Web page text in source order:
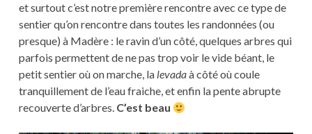
et surtout c’est notre première rencontre avec ce type de
sentier qu’on rencontre dans toutes les randonnées (ou
presque) à Madère : le ravin d’un côté, quelques arbres qui
parfois permettent de ne pas trop voir le vide béant, le
petit sentier où on marche, la levadaà côté où coule
tranquillement de l’eau fraiche, et enfin la pente abrupte
recouverte d’arbres. C’est beau